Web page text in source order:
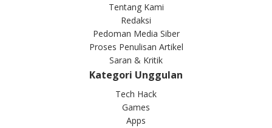
Tentang Kami
Redaksi
Pedoman Media Siber
Proses Penulisan Artikel
Saran & Kritik
Kategori Unggulan
Tech Hack
Games
Apps